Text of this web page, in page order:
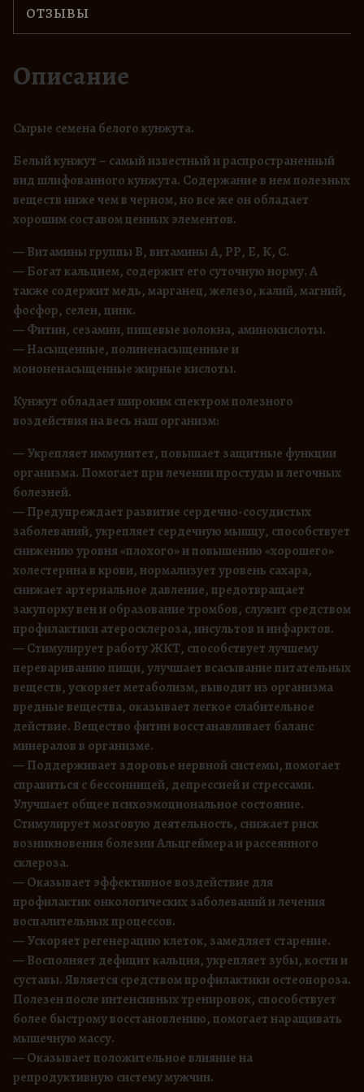
0
₽
0
0
,
0
0
₽
а
р
С
м
е
н
а
е
л
о
г
о
к
н
ж
у
т
а
ОТЗЫВЫ
Описание
Cырые семена белого кунжута.
Белый кунжут – самый известный и распространенный
вид шлифованного кунжута. Содержание в нем полезных
веществ ниже чем в черном, но все же он обладает
хорошим составом ценных элементов.
— Витамины группы В, витамины А, РР, Е, К, С.
— Богат кальцием, содержит его суточную норму. А
также содержит медь, марганец, железо, калий, магний,
фосфор, селен, цинк.
— Фитин, сезамин, пищевые волокна, аминокислоты.
— Насыщенные, полиненасыщенные и
мононенасыщенные жирные кислоты.
Кунжут обладает широким спектром полезного
воздействия на весь наш организм:
— Укрепляет иммунитет, повышает защитные функции
организма. Помогает при лечении простуды и легочных
болезней.
— Предупреждает развитие сердечно-сосудистых
заболеваний, укрепляет сердечную мышцу, способствует
снижению уровня «плохого» и повышению «хорошего»
холестерина в крови, нормализует уровень сахара,
снижает артериальное давление, предотвращает
закупорку вен и образование тромбов, служит средством
профилактики атеросклероза, инсультов и инфарктов.
— Стимулирует работу ЖКТ, способствует лучшему
перевариванию пищи, улучшает всасывание питательных
веществ, ускоряет метаболизм, выводит из организма
вредные вещества, оказывает легкое слабительное
действие. Вещество фитин восстанавливает баланс
минералов в организме.
— Поддерживает здоровье нервной системы, помогает
справиться с бессонницей, депрессией и стрессами.
Улучшает общее психоэмоциональное состояние.
Стимулирует мозговую деятельность, снижает риск
возникновения болезни Альцгеймера и рассеянного
склероза.
— Оказывает эффективное воздействие для
профилактик онкологических заболеваний и лечения
воспалительных процессов.
— Ускоряет регенерацию клеток, замедляет старение.
— Восполняет дефицит кальция, укрепляет зубы, кости и
суставы. Является средством профилактики остеопороза.
Полезен после интенсивных тренировок, способствует
более быстрому восстановлению, помогает наращивать
мышечную массу.
— Оказывает положительное влияние на
репродуктивную систему мужчин.